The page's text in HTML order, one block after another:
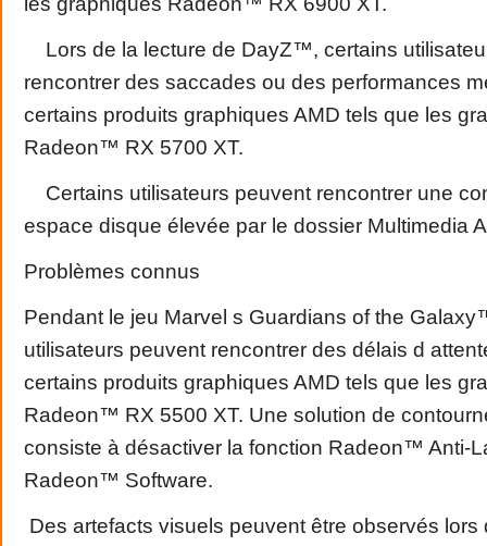
Lors de la lecture de DayZ™, certains
rencontrer des saccades ou des performances
certains produits graphiques AMD tels que les
Radeon™ RX 5700 XT.
Certains utilisateurs peuvent rencontrer une
espace disque élevée par le dossier Multimedia
Problèmes connus
Pendant le jeu Marvel s Guardians of the
utilisateurs peuvent rencontrer des délais d
certains produits graphiques AMD tels que les
Radeon™ RX 5500 XT. Une solution de
consiste à désactiver la fonction Radeon™ Anti-
Radeon™ Software.
Des artefacts visuels peuvent être observés lors